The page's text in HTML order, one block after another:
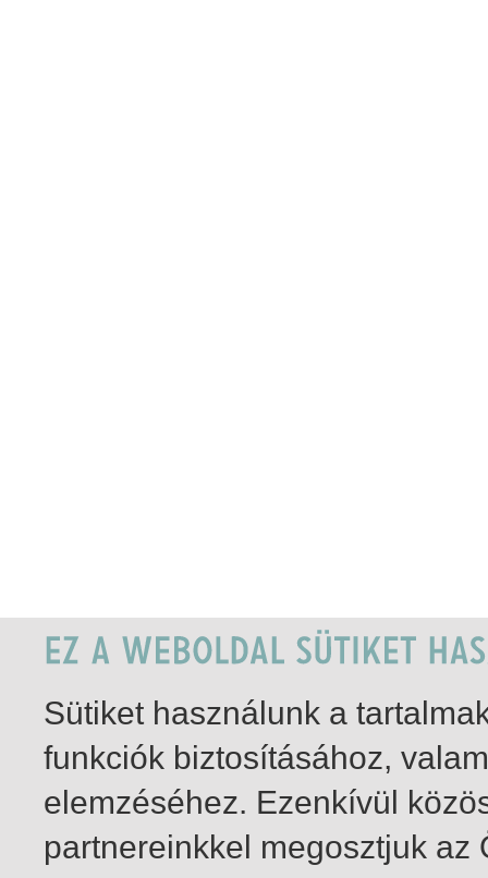
Sütiket használunk a
funkciók biztosításához,
elemzéséhez. Ezenkívül
partnereinkkel megosztjuk